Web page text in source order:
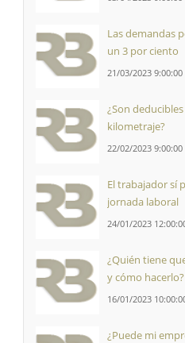
Las demandas
un 3 por ciento
21/03/2023 9:00:00
¿Son
kilometraje?
22/02/2023 9:00:00
El trabajador sí
jornada laboral
24/01/2023
¿Quién tiene
y cómo hacerlo?
16/01/2023
¿Puede mi